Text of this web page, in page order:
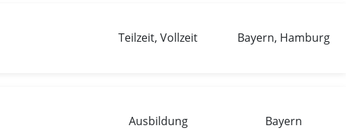
Teilzeit, Vollzeit Bayern, Hamburg
Ausbildung Bayern